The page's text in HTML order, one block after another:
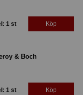
1 st Köp
& Boch
1 st Köp